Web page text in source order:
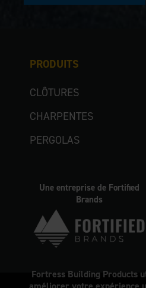
Fortress Building Products
PRODUITS
CLÔTURES
CHARPENTES
PERGOLAS
Une entreprise de Fortified
Brands